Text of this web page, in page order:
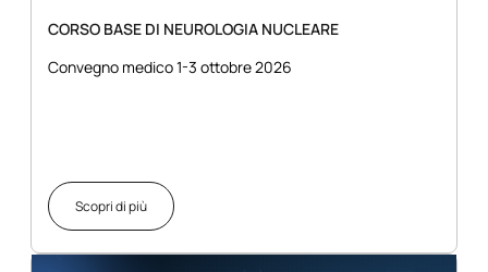
CORSO BASE DI NEUROLOGIA NUCLEARE
Convegno medico 1-3 ottobre 2026
Scopri di più